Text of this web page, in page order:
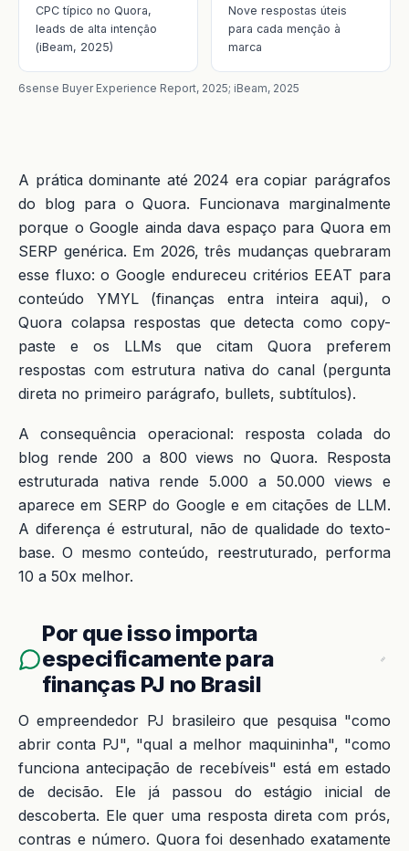
CPC típico no Quora,
leads de alta intenção
(iBeam, 2025)
Nove respostas úteis
para cada menção à
marca
6sense Buyer Experience Report, 2025; iBeam, 2025
A prática dominante até 2024 era copiar parágrafos
do blog para o Quora. Funcionava marginalmente
porque o Google ainda dava espaço para Quora em
SERP genérica. Em 2026, três mudanças quebraram
esse fluxo: o Google endureceu critérios EEAT para
conteúdo YMYL (finanças entra inteira aqui), o
Quora colapsa respostas que detecta como copy-
paste e os LLMs que citam Quora preferem
respostas com estrutura nativa do canal (pergunta
direta no primeiro parágrafo, bullets, subtítulos).
A consequência operacional: resposta colada do
blog rende 200 a 800 views no Quora. Resposta
estruturada nativa rende 5.000 a 50.000 views e
aparece em SERP do Google e em citações de LLM.
A diferença é estrutural, não de qualidade do texto-
base. O mesmo conteúdo, reestruturado, performa
10 a 50x melhor.
Por que isso importa
especificamente para
finanças PJ no Brasil
O empreendedor PJ brasileiro que pesquisa "como
abrir conta PJ", "qual a melhor maquininha", "como
funciona antecipação de recebíveis" está em estado
de decisão. Ele já passou do estágio inicial de
descoberta. Ele quer uma resposta direta com prós,
contras e número. Quora foi desenhado exatamente